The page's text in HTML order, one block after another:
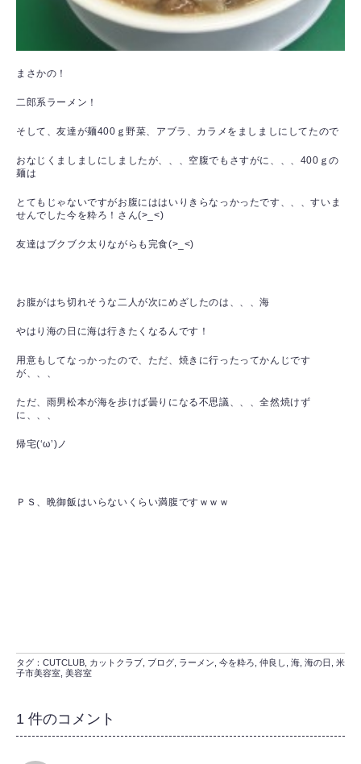
まさかの！
二郎系ラーメン！
そして、友達が麺400ｇ野菜、アブラ、カラメをましましにしてたので
おなじくましましにしましたが、、、空腹でもさすがに、、、400ｇの
麺は
とてもじゃないですがお腹にははいりきらなっかったです、、、すいま
せんでした今を粋ろ！さん(>_<)
友達はブクブク太りながらも完食(>_<)
お腹がはち切れそうな二人が次にめざしたのは、、、海
やはり海の日に海は行きたくなるんです！
用意もしてなっかったので、ただ、焼きに行ったってかんじです
が、、、
ただ、雨男松本が海を歩けば曇りになる不思議、、、全然焼けず
に、、、
帰宅(‘ω’)ノ
ＰＳ、晩御飯はいらないくらい満腹ですｗｗｗ
タグ： CUTCLUB カットクラブ ブログ ラーメン 今を粋ろ 仲良し 海 海の日
米
子市美容室 美容室
1 件のコメント